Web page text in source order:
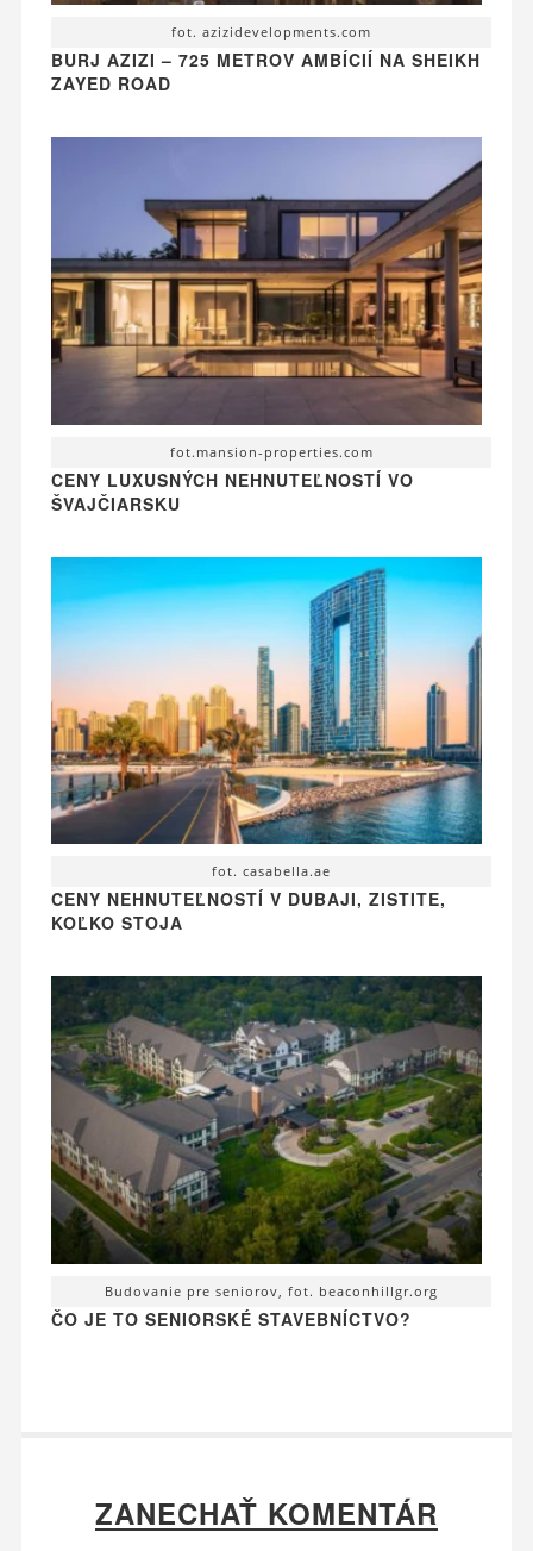
fot. azizidevelopments.com
BURJ AZIZI – 725 METROV AMBÍCIÍ NA SHEIKH
ZAYED ROAD
fot.mansion-properties.com
CENY LUXUSNÝCH NEHNUTEĽNOSTÍ VO
ŠVAJČIARSKU
fot. casabella.ae
CENY NEHNUTEĽNOSTÍ V DUBAJI, ZISTITE,
KOĽKO STOJA
Budovanie pre seniorov, fot. beaconhillgr.org
ČO JE TO SENIORSKÉ STAVEBNÍCTVO?
ZANECHAŤ KOMENTÁR